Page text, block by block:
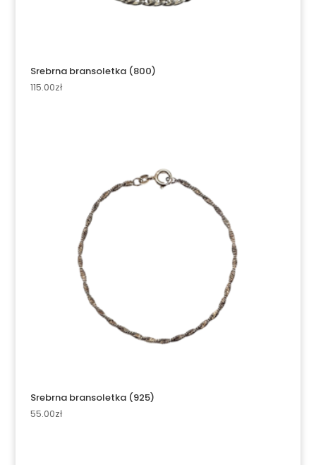
Srebrna bransoletka (800)
115.00zł
Srebrna bransoletka (925)
55.00zł